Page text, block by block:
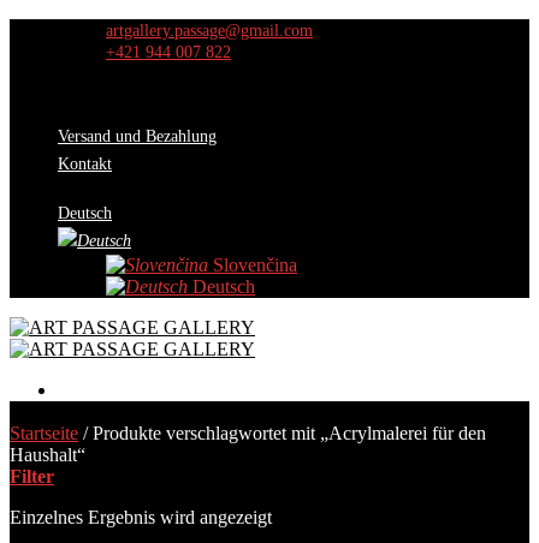
artgallery.passage@gmail.com
+421 944 007 822
Versand und Bezahlung
Kontakt
Deutsch
Slovenčina
Deutsch
Werke
Auswahl der Kuratoren
Ausstellungen
Startseite /Produkte verschlagwortet mit „Acrylmalerei für den
Haushalt“
Filter
Einzelnes Ergebnis wird angezeigt